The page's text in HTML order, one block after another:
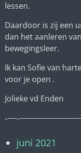
lessen.
Daardoor is zij een
dan het aanleren
bewegingsleer.
Ik kan Sofie van
voor je open .
Jolieke vd Enden
‐----
juni 2021